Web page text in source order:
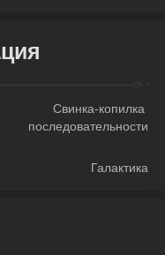
Свинка-копилка
последовательности
Галактика